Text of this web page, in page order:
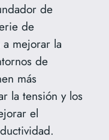
de
de
mejorar la
de
más
la tensión y los
el